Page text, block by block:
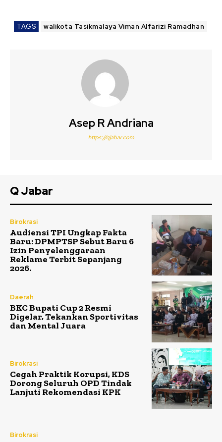
TAGS walikota Tasikmalaya Viman Alfarizi Ramadhan
Asep R Andriana
https://qjabar.com
Q Jabar
Birokrasi
Audiensi TPI Ungkap Fakta
Baru: DPMPTSP Sebut Baru 6
Izin Penyelenggaraan
Reklame Terbit Sepanjang
2026.
Daerah
BKC Bupati Cup 2 Resmi
Digelar, Tekankan Sportivitas
dan Mental Juara
Birokrasi
Cegah Praktik Korupsi, KDS
Dorong Seluruh OPD Tindak
Lanjuti Rekomendasi KPK
Birokrasi